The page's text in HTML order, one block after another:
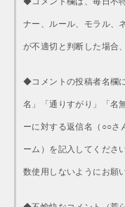
ナー、ルール、モラル、
が不適切と判断した場合
◆コメントの投稿者名欄
名」「通りすがり」「名
ーに対する返信名（○○さ
ーム）を記入してくださ
数使用しないようにお願